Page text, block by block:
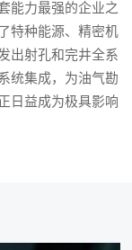
能力最强的企业之
特种能源、精密机
出射孔和完井全系
统集成，为油气勘
日益成为极具影响